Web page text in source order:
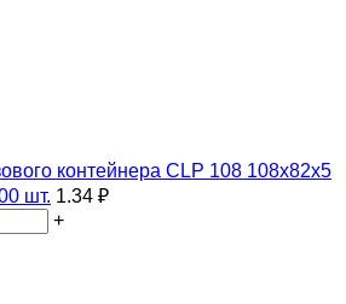
контейнера CLP 108 108х82х5
шт. 1.34 ₽
+